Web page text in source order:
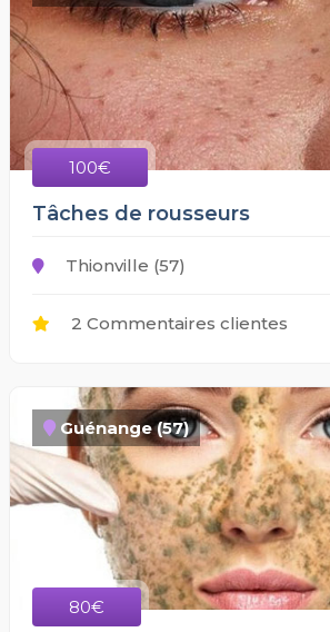
100€
Tâches de rousseurs
Thionville (57)
2 Commentaires clientes
Guénange (57)
80€